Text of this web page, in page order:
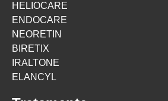
HELIOCARE
ENDOCARE
NEORETIN
BIRETIX
IRALTONE
ELANCYL